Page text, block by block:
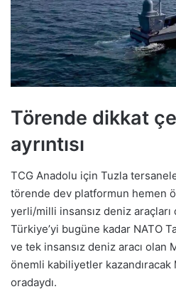
Törende dikkat
ayrıntısı
TCG Anadolu için Tuzla
törende dev platformun hemen
yerli/milli insansız deniz
Türkiye’yi bugüne kadar NATO
ve tek insansız deniz aracı olan
önemli kabiliyetler kazandıracak
oradaydı.